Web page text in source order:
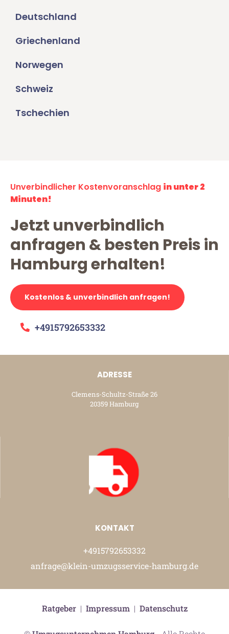
Deutschland
Griechenland
Norwegen
Schweiz
Tschechien
Unverbindlicher Kostenvoranschlag in unter 2
Minuten!
Jetzt unverbindlich
anfragen & besten Preis in
Hamburg erhalten!
Kostenlos & unverbindlich anfragen!
+4915792653332
ADRESSE
Clemens-Schultz-Straße 26
20359 Hamburg
KONTAKT
+4915792653332
anfrage@klein-umzugsservice-hamburg.de
Ratgeber| Impressum| Datenschutz